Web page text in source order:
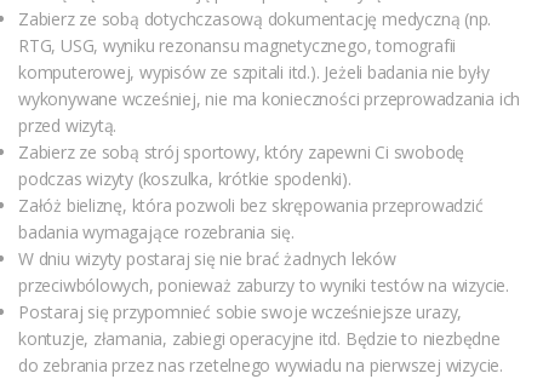
Zabierz ze sobą dotychczasową dokumentację medyczną (np.
RTG, USG, wyniku rezonansu magnetycznego, tomografii
komputerowej, wypisów ze szpitali itd.). Jeżeli badania nie były
wykonywane wcześniej, nie ma konieczności przeprowadzania ich
przed wizytą.
Zabierz ze sobą strój sportowy, który zapewni Ci swobodę
podczas wizyty (koszulka, krótkie spodenki).
Załóż bieliznę, która pozwoli bez skrępowania przeprowadzić
badania wymagające rozebrania się.
W dniu wizyty postaraj się nie brać żadnych leków
przeciwbólowych, ponieważ zaburzy to wyniki testów na wizycie.
Postaraj się przypomnieć sobie swoje wcześniejsze urazy,
kontuzje, złamania, zabiegi operacyjne itd. Będzie to niezbędne
do zebrania przez nas rzetelnego wywiadu na pierwszej wizycie.